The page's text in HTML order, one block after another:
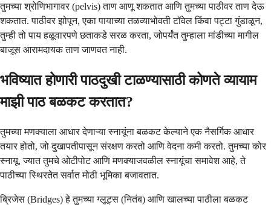
तुमच्या श्रोणिभागावर (pelvis) ताण आणू शकतात आणि तुमच्या पाठीवर ताण देऊ
शकतात. पाठीवर झोपून, एका पायाच्या तळव्याभोवती टॉवेल किंवा पट्टा गुंडाळून,
तुम्ही तो पाय हळूवारपणे छताकडे सरळ करता, जोपर्यंत तुम्हाला मांडीच्या मागील
बाजूस आरामदायक ताण जाणवत नाही.
भविष्यात होणारी पाठदुखी टाळण्यासाठी कोणते व्यायाम
माझी पाठ बळकट करतात?
तुमच्या मणक्याला आधार देणाऱ्या स्नायूंना बळकट केल्याने एक नैसर्गिक आधार
तयार होतो, जो दुखापतीपासून संरक्षण करतो आणि वेदना कमी करतो. तुमच्या कोर
स्नायू, ज्यात तुमचे ओटीपोट आणि मणक्याजवळील स्नायूंचा समावेश आहे, ते
पाठीच्या स्थिरतेत सर्वात मोठी भूमिका बजावतात.
ब्रिजेस (Bridges) हे तुमच्या ग्लूट्स (नितंब) आणि खालच्या पाठीला बळकट